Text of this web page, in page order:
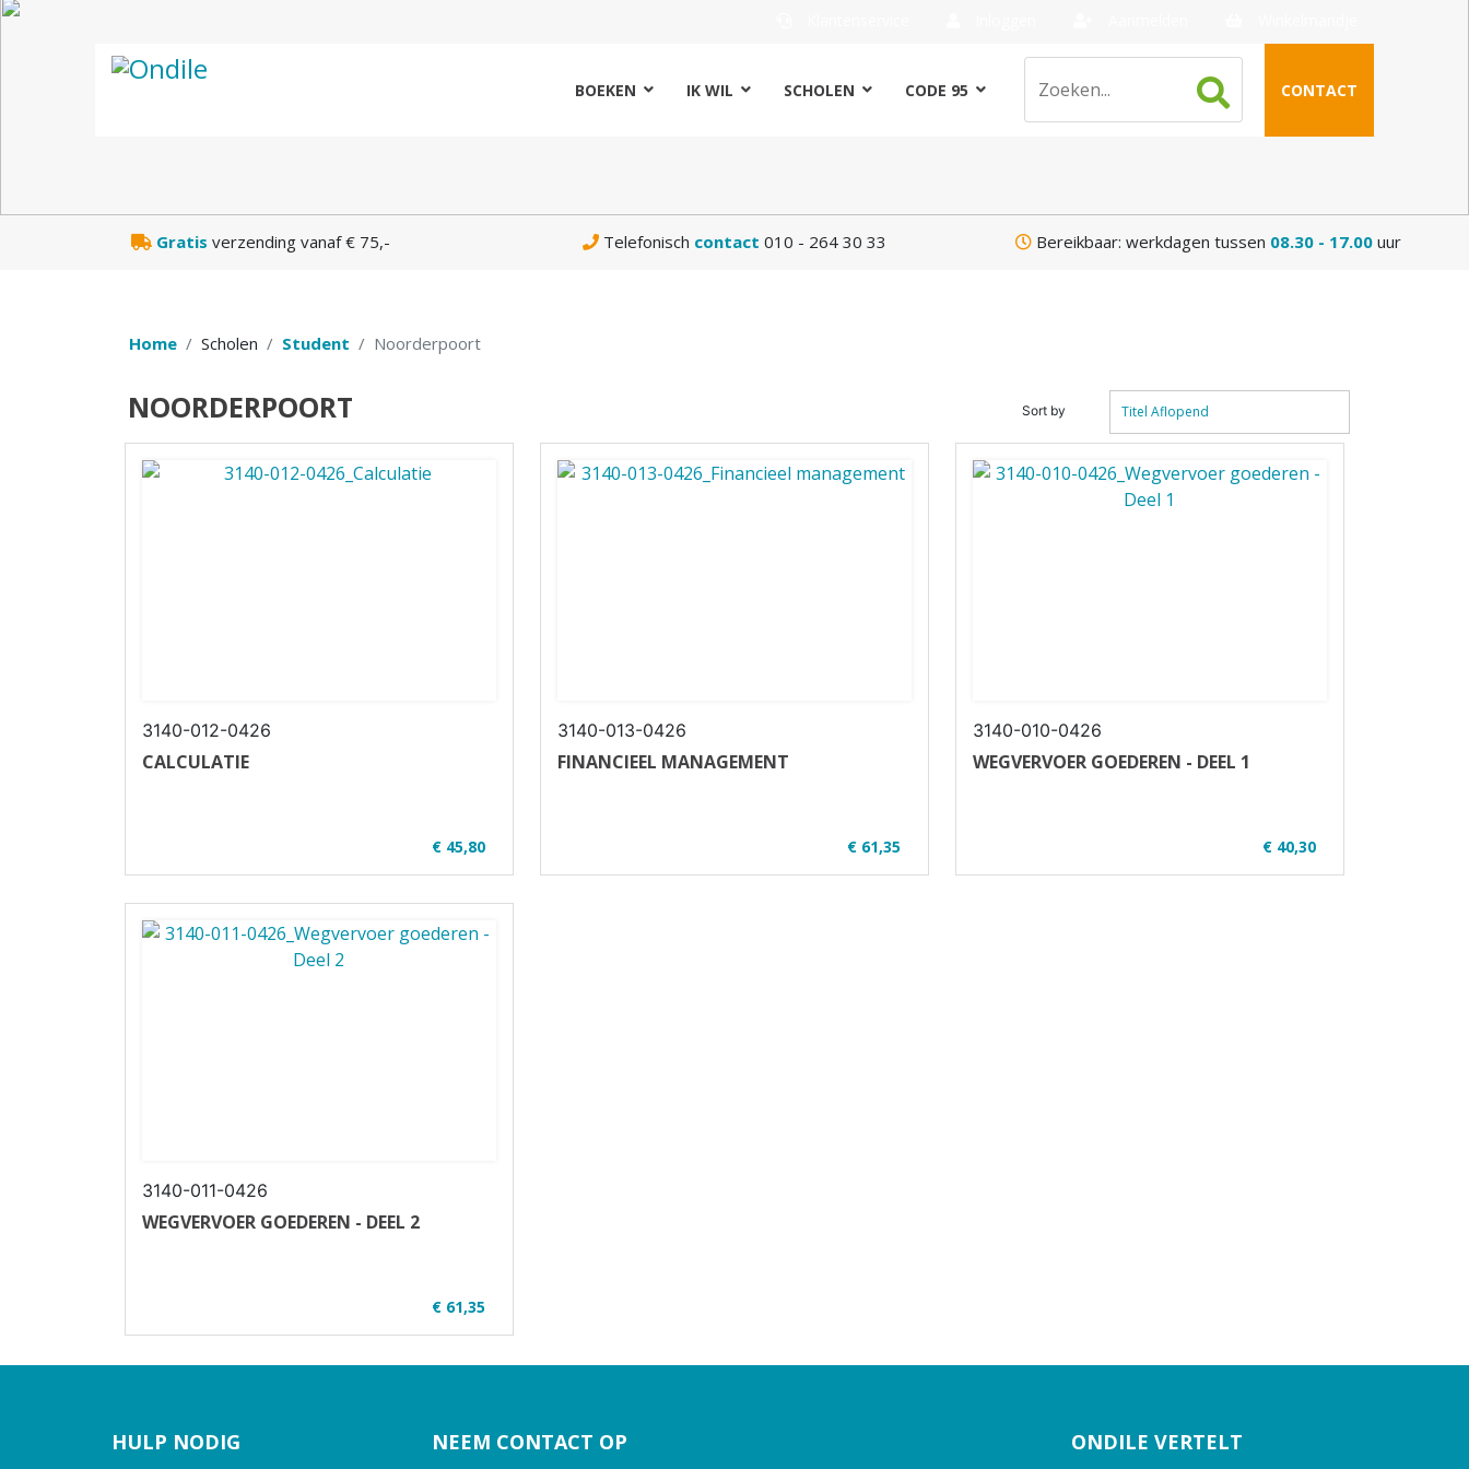
BOEKEN IK WIL SCHOLEN CODE 95 CONTACT
Gratis verzending vanaf € 75,- Telefonisch contact 010 - 264 30 33 Bereikbaar: werkdagen tussen 08.30 - 17.00uur
Home Scholen Student Noorderpoort
Sort by Titel Aflopend
NOORDERPOORT
3140-012-0426
CALCULATIE
€ 45,80
✔ Alle bestellingen worden vanaf 24 augustus
in ...
3140-013-0426
FINANCIEEL MANAGEMENT
€ 61,35
✔ Alle bestellingen worden vanaf 24 augustus
3140-010-0426
WEGVERVOER GOEDEREN - DEEL 1
€ 40,30
✔ Alle bestellingen worden vanaf 24 augustus
3140-011-0426
WEGVERVOER GOEDEREN - DEEL 2
€ 61,35
✔ Alle bestellingen worden vanaf 24 augustus
in ...
HULP NODIG NEEM CONTACT OP ONDILE VERTELT